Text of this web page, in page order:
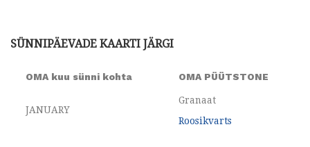
SÜNNIPÄEVADE KAARTI JÄRGI
OMA kuu sünni kohta OMA PÜÜTSTONE
JANUARY
Granaat
Roosikvarts